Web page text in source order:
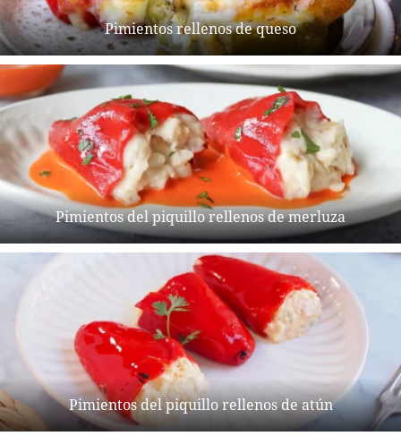
Pimientos rellenos de queso
Pimientos del piquillo rellenos de merluza
Pimientos del piquillo rellenos de atún